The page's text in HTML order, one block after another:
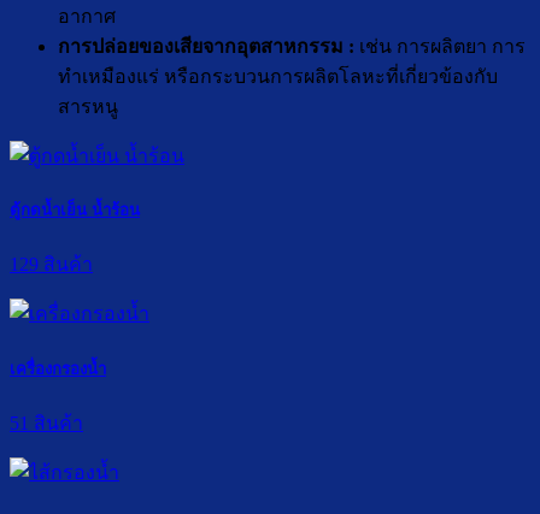
อากาศ
การปล่อยของเสียจากอุตสาหกรรม : เช่น การผลิตยา การ
ทำเหมืองแร่ หรือกระบวนการผลิตโลหะที่เกี่ยวข้องกับ
สารหนู
ตู้กดน้ำเย็น น้ำร้อน
129 สินค้า
เครื่องกรองน้ำ
51 สินค้า